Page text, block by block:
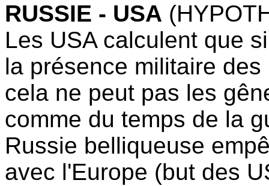
RUSSIE - USA
Les USA calculent que
la présence militaire
cela ne peut pas les
comme du temps de la
Russie belliqueuse
avec l'Europe (but des